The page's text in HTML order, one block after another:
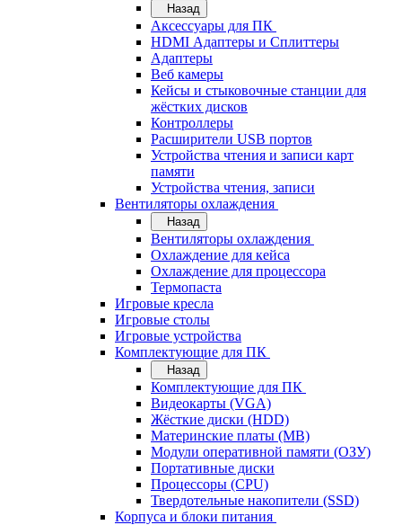
Назад
Аксессуары для ПК
HDMI Адаптеры и Сплиттеры
Адаптеры
Веб камеры
Кейсы и стыковочные станции для
жёстких дисков
Контроллеры
Расширители USB портов
Устройства чтения и записи карт
памяти
Устройства чтения, записи
Вентиляторы охлаждения
Назад
Вентиляторы охлаждения
Охлаждение для кейса
Охлаждение для процессора
Термопаста
Игровые кресла
Игровые столы
Игровые устройства
Комплектующие для ПК
Назад
Комплектующие для ПК
Видеокарты (VGA)
Жёсткие диски (HDD)
Материнские платы (MB)
Модули оперативной памяти (ОЗУ)
Портативные диски
Процессоры (CPU)
Твердотельные накопители (SSD)
Корпуса и блоки питания